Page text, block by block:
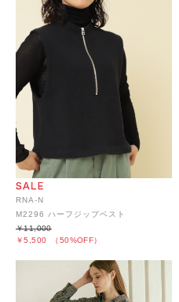
RNA-N
M2296 ハーフジップベスト
￥5,500 （50%OFF）
￥11,000